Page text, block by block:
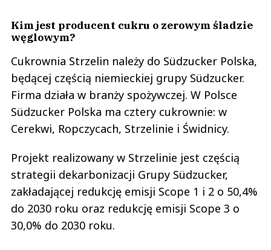
Kim jest producent cukru o zerowym śladzie
węglowym?
Cukrownia Strzelin należy do Südzucker Polska,
będącej częścią niemieckiej grupy Südzucker.
Firma działa w branży spożywczej. W Polsce
Südzucker Polska ma cztery cukrownie: w
Cerekwi, Ropczycach, Strzelinie i Świdnicy.
Projekt realizowany w Strzelinie jest częścią
strategii dekarbonizacji Grupy Südzucker,
zakładającej redukcję emisji Scope 1 i 2 o 50,4%
do 2030 roku oraz redukcję emisji Scope 3 o
30,0% do 2030 roku.